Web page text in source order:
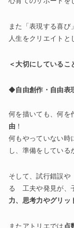
また「表現する喜び
人生をクリエイトと
＜大切にしているこ
◆自由創作・自由
何を描いても、何を
由 ！
何もやっていない時
し、準備をしている
そして、試行錯誤
る 工夫や発見が、
力、思考力やグリッ
またアトリエでは 点